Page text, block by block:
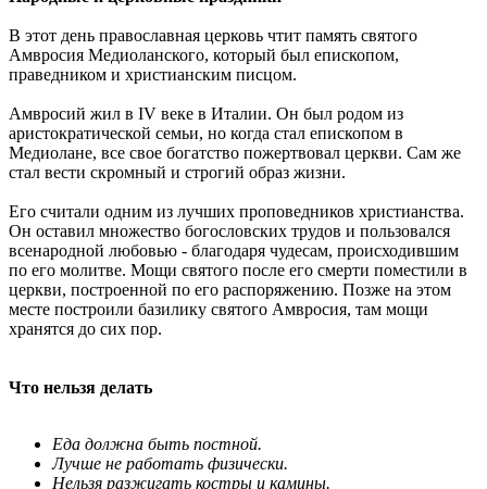
В этот день православная церковь чтит память святого
Амвросия Медиоланского, который был епископом,
праведником и христианским писцом.
Амвросий жил в IV веке в Италии. Он был родом из
аристократической семьи, но когда стал епископом в
Медиолане, все свое богатство пожертвовал церкви. Сам же
стал вести скромный и строгий образ жизни.
Его считали одним из лучших проповедников христианства.
Он оставил множество богословских трудов и пользовался
всенародной любовью - благодаря чудесам, происходившим
по его молитве. Мощи святого после его смерти поместили в
церкви, построенной по его распоряжению. Позже на этом
месте построили базилику святого Амвросия, там мощи
хранятся до сих пор.
Что нельзя делать
Еда должна быть постной.
Лучше не работать физически.
Нельзя разжигать костры и камины.